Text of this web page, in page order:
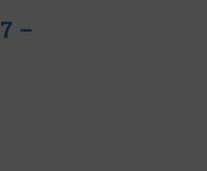
7 –